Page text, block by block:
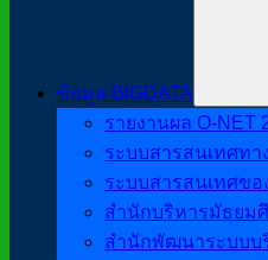
ข้อมูล BIGDATA
รายงานผล O-NET
ระบบสารสนเทศทา
ระบบสารสนเทศข
สำนักบริหารมัธยม
สำนักพัฒนาระบบบ